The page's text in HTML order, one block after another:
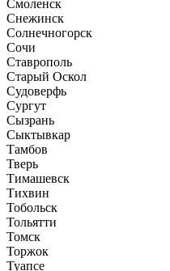
Смоленск
Снежинск
Солнечногорск
Сочи
Ставрополь
Старый Оскол
Судоверфь
Сургут
Сызрань
Сыктывкар
Тамбов
Тверь
Тимашевск
Тихвин
Тобольск
Тольятти
Томск
Торжок
Туапсе